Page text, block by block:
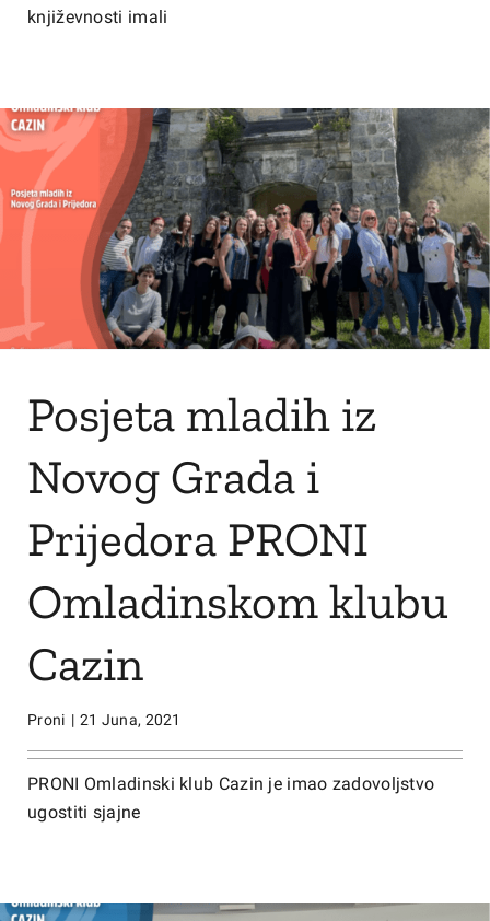
književnosti imali
Posjeta mladih iz
Novog Grada i
Prijedora PRONI
Omladinskom klubu
Cazin
Proni | 21 Juna, 2021
PRONI Omladinski klub Cazin je imao zadovoljstvo
ugostiti sjajne